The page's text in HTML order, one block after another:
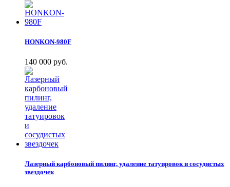
HONKON-980F
140 000 руб.
Лазерный карбоновый пилинг, удаление татуировок и сосудистых
звездочек